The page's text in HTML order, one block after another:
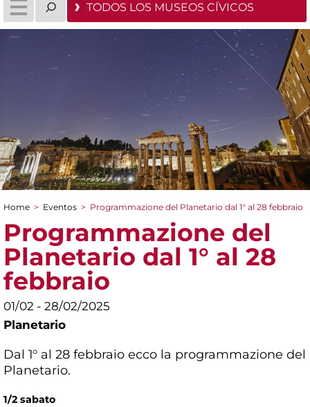
TODOS LOS MUSEOS CÍVICOS
You are here
Home > Eventos > Programmazione del Planetario dal 1° al 28 febbraio
Programmazione del
Planetario dal 1° al 28
febbraio
01/02 - 28/02/2025
Planetario
Dal 1° al 28 febbraio ecco la programmazione del
Planetario.
1/2 sabato